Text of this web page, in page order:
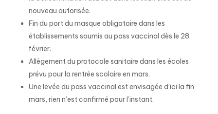
nouveau autorisée.
Fin du port du masque obligatoire dans les
établissements soumis au pass vaccinal dès le 28
février.
Allègement du protocole sanitaire dans les écoles
prévu pour la rentrée scolaire en mars.
Une levée du pass vaccinal est envisagée d’ici la fin
mars, rien n’est confirmé pour l’instant.